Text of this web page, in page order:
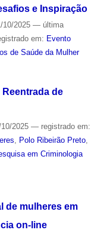
e Inspiração
2025 — última
em: Evento
de Saúde da Mulher
de
2025 — registrado em:
Polo Ribeirão Preto,
em Criminologia
de mulheres em
on-line